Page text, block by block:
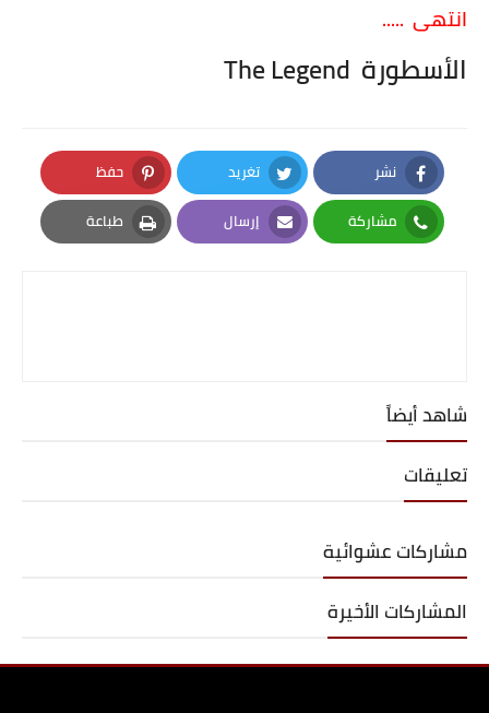
انتهى .....
الأسطورة The Legend
نشر
Facebook
تغريد
Twitter
حفظ
Pinterest
مشاركة
Whatsapp
إرسال
Email
طباعة
Print
شاهد أيضاً
تعليقات
مشاركات عشوائية
المشاركات الأخيرة